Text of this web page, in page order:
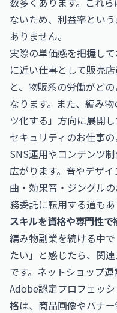
ないため、利益率とい
ありません。
実際の単価感を把握し
に近い仕事として販売
と、物販系の労働がど
なります。また、編み
ツ化する」方向に展開し
セキュリティのお仕事
SNS運用やコンテンツ
広がります。音やデザ
曲・効果音・ジングル
務委託に転用する道もあ
スキルを資格や専門性で
編み物副業を続ける中
たい」と感じたら、関
です。ネットショップ
Adobe認定プロフェッ
格は、商品画像やバナー